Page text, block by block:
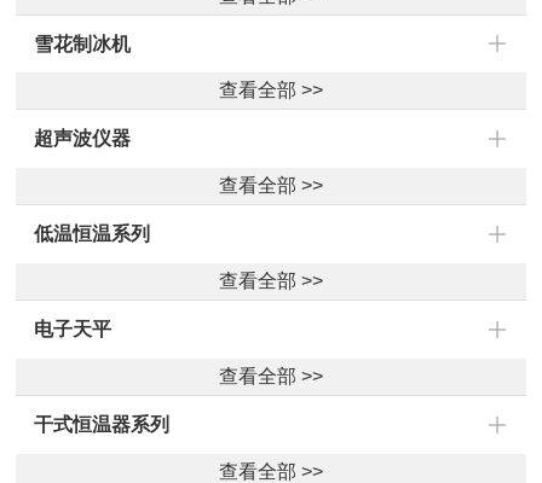
雪花制冰机
查看全部 >>
超声波仪器
查看全部 >>
低温恒温系列
查看全部 >>
电子天平
查看全部 >>
干式恒温器系列
查看全部 >>